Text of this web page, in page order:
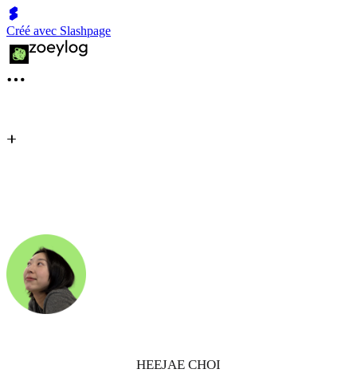
Créé avec Slashpage
HEEJAE CHOI